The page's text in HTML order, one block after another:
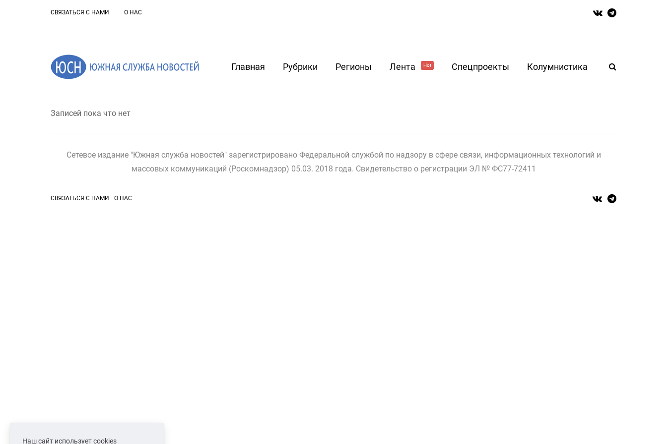
СВЯЗАТЬСЯ С НАМИ О НАС
Главная Рубрики Регионы Лента Hot Спецпроекты Колумнистика
Записей пока что нет
Сетевое издание "Южная служба новостей" зарегистрировано Федеральной службой по надзору в сфере связи, информационных технологий и
массовых коммуникаций (Роскомнадзор) 05.03. 2018 года. Свидетельство о регистрации ЭЛ № ФС77-72411
СВЯЗАТЬСЯ С НАМИ О НАС
Наш сайт использует cookies